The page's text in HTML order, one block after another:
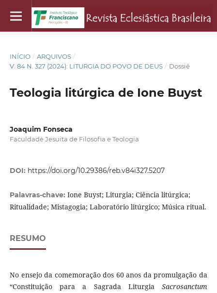
INÍCIO / ARQUIVOS /
V. 84 N. 327 (2024): LITURGIA DO POVO DE DEUS / Dossiê
Teologia litúrgica de Ione Buyst
Joaquim Fonseca
Faculdade Jesuita de Filosofia e Teologia
DOI: https://doi.org/10.29386/reb.v84i327.5207
Palavras-chave: Ione Buyst; Liturgia; Ciência litúrgica;
Ritualidade; Mistagogia; Laboratório litúrgico; Música ritual.
RESUMO
No ensejo da comemoração dos 60 anos da promulgação da
“Constituição para a Sagrada LiturgiaSacrosanctum